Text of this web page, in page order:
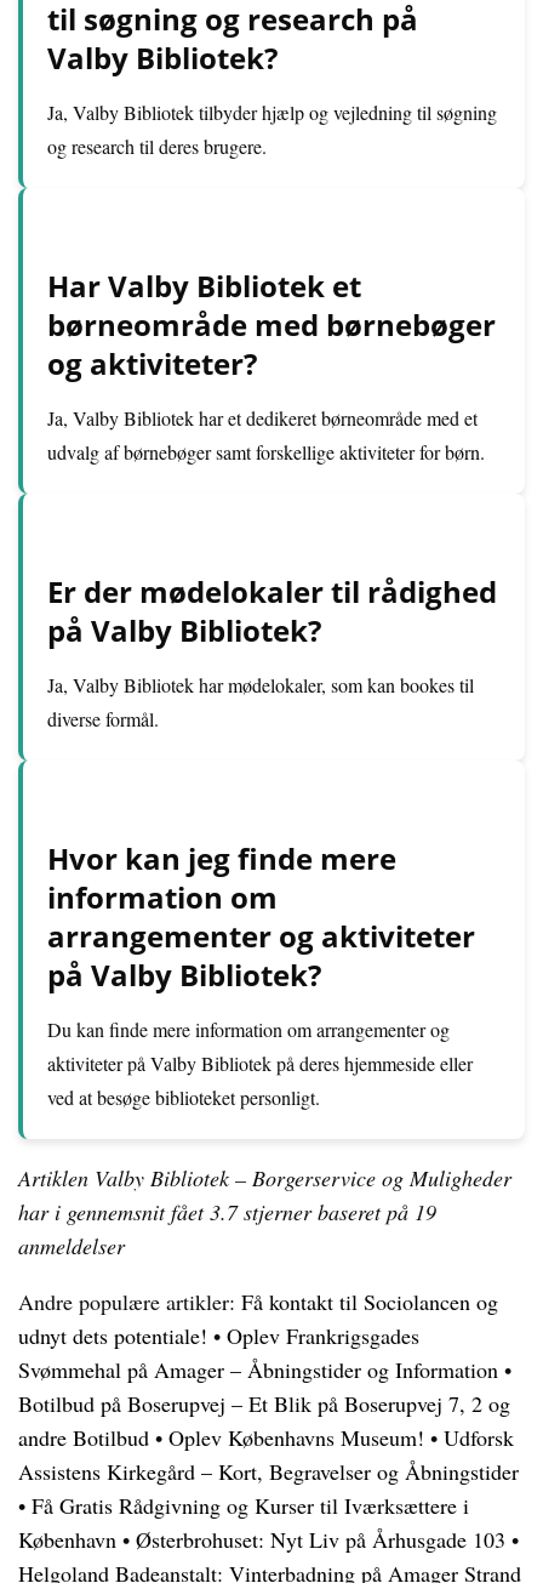
til søgning og research på
Valby Bibliotek?
Ja, Valby Bibliotek tilbyder hjælp og vejledning til søgning
og research til deres brugere.
Har Valby Bibliotek et
børneområde med børnebøger
og aktiviteter?
Ja, Valby Bibliotek har et dedikeret børneområde med et
udvalg af børnebøger samt forskellige aktiviteter for børn.
Er der mødelokaler til rådighed
på Valby Bibliotek?
Ja, Valby Bibliotek har mødelokaler, som kan bookes til
diverse formål.
Hvor kan jeg finde mere
information om
arrangementer og aktiviteter
på Valby Bibliotek?
Du kan finde mere information om arrangementer og
aktiviteter på Valby Bibliotek på deres hjemmeside eller
ved at besøge biblioteket personligt.
Artiklen Valby Bibliotek – Borgerservice og Muligheder
har i gennemsnit fået3.7stjerner baseret på 19
anmeldelser
Andre populære artikler: Få kontakt til Sociolancen og
udnyt dets potentiale! • Oplev Frankrigsgades
Svømmehal på Amager – Åbningstider og Information •
Botilbud på Boserupvej – Et Blik på Boserupvej 7, 2 og
andre Botilbud • Oplev Københavns Museum! • Udforsk
Assistens Kirkegård – Kort, Begravelser og Åbningstider
• Få Gratis Rådgivning og Kurser til Iværksættere i
København • Østerbrohuset: Nyt Liv på Århusgade 103 •
Helgoland Badeanstalt: Vinterbadning på Amager Strand